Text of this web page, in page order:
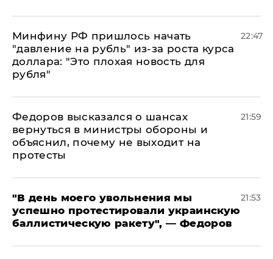
Минфину РФ пришлось начать
"давление на рубль" из-за роста курса
доллара: "Это плохая новость для
рубля"
22:47
Федоров высказался о шансах
вернуться в министры обороны и
объяснил, почему не выходит на
протесты
21:59
​"В день моего увольнения мы
успешно протестировали украинскую
баллистическую ракету", — Федоров
21:53